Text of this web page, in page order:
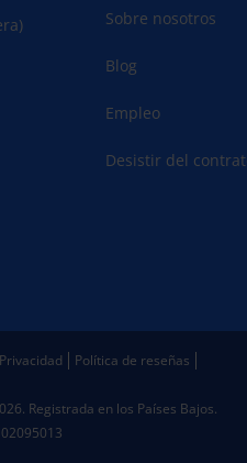
Sobre nosotros
Blog
Empleo
Desistir del
Registrada en los Países Bajos.
Política de reseñas